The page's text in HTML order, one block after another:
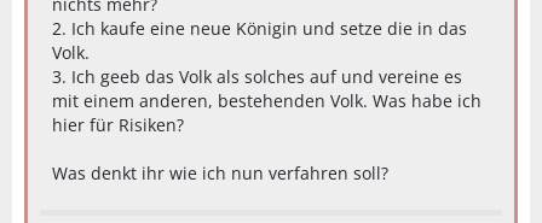
2. Ich kaufe eine neue Königin und setze die in das
Volk.
3. Ich geeb das Volk als solches auf und vereine es
mit einem anderen, bestehenden Volk. Was habe ich
hier für Risiken?
Was denkt ihr wie ich nun verfahren soll?